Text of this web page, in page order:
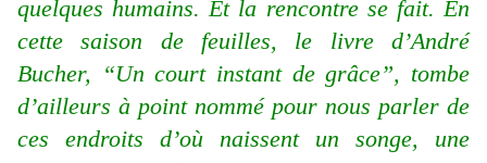
quelques humains. Et la rencontre se fait. En
cette saison de feuilles, le livre d’André
Bucher, “Un court instant de grâce”, tombe
d’ailleurs à point nommé pour nous parler de
ces endroits d’où naissent un songe, une